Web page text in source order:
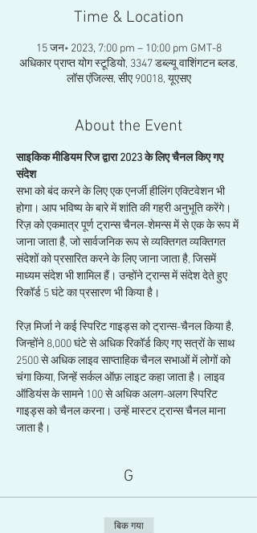
Time & Location
15 जन॰ 2023, 7:00 pm – 10:00 pm GMT-8
अधिकार प्राप्त योग स्टूडियो, 3347 डब्ल्यू वाशिंगटन ब्लड,
लॉस एंजिल्स, सीए 90018, यूएसए
About the Event
साइकिक मीडियम रिज द्वारा 2023 के लिए चैनल किए गए
संदेश
सभा को बंद करने के लिए एक एनर्जी हीलिंग एक्टिवेशन भी
होगा। आप भविष्य के बारे में शांति की गहरी अनुभूति करेंगे।
रिज़ को एकमात्र पूर्ण ट्रान्स चैनल-शेमन्स में से एक के रूप में
जाना जाता है, जो सार्वजनिक रूप से व्यक्तिगत व्यक्तिगत
संदेशों को प्रसारित करने के लिए जाना जाता है, जिसमें
माध्यम संदेश भी शामिल हैं। उन्होंने ट्रान्स में संदेश देते हुए
रिकॉर्ड 5 घंटे का प्रसारण भी किया है।
रिज़ मिर्जा ने कई स्पिरिट गाइड्स को ट्रान्स-चैनल किया है,
जिन्होंने 8,000 घंटे से अधिक रिकॉर्ड किए गए सत्रों के साथ
2500 से अधिक लाइव साप्ताहिक चैनल सभाओं में लोगों को
चंगा किया, जिन्हें सर्कल ऑफ़ लाइट कहा जाता है। लाइव
ऑडियंस के सामने 100 से अधिक अलग-अलग स्पिरिट
गाइड्स को चैनल करना। उन्हें मास्टर ट्रान्स चैनल माना
जाता है।
G
बिक गया